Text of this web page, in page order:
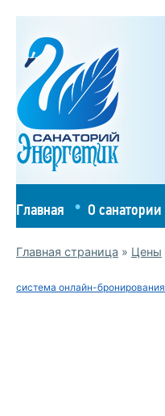
Главная О санатории
Главная страница » Цены
система онлайн-бронирования